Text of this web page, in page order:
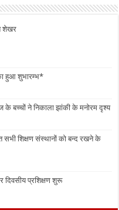
शेखर
हुआ शुभारम्भ*
के बच्चों ने निकाला झांकी के मनोरम दृश्य
शिक्षण संस्थानों को बन्द रखने के
दिवसीय प्रशिक्षण शुरू